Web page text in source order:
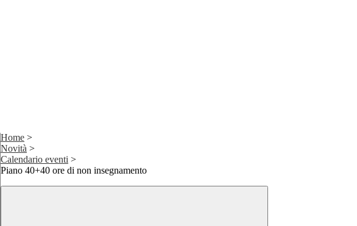
Home >
Novità >
Calendario eventi >
Piano 40+40 ore di non insegnamento